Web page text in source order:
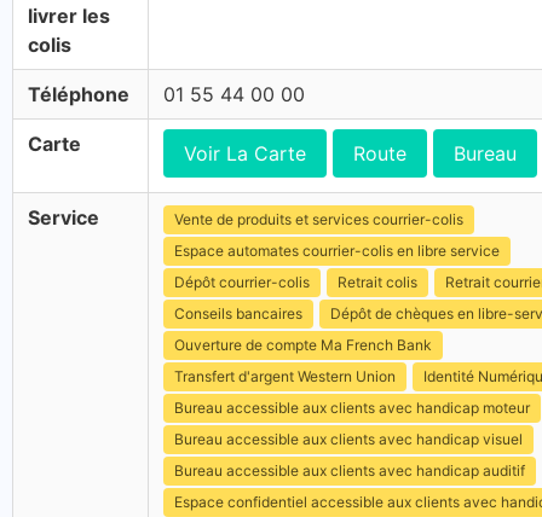
livrer les
colis
Téléphone 01 55 44 00 00
Carte Voir La Carte Route Bureau
Service
Vente de produits et services courrier-colis
Espace automates courrier-colis en libre service
Dépôt courrier-colis
Retrait colis
Retrait
Conseils bancaires
Dépôt de chèques en libre-
Ouverture de compte Ma French Bank
Transfert d'argent Western Union
Identité
Bureau accessible aux clients avec handicap moteur
Bureau accessible aux clients avec handicap visuel
Bureau accessible aux clients avec handicap auditif
Espace confidentiel accessible aux clients avec